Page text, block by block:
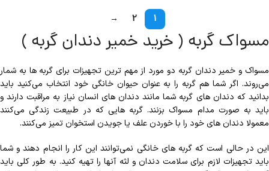
1
2
→
مسواک گربه ( خرید خمیر دندان گربه )
مسواک و خمیر دندان گربه دو مورد از مهم ترین تجهیزات برای گربه ها به شمار
می‌روند. اگر شما هم گربه را به عنوان حیوان خانگی خود انتخاب می‌کنید باید
بدانید که دندان های گربه شما مانند دندان های انسان نیاز به مراقبت دارند و
باید به صورت مدام مسواک بزنند. گربه هایی که در طبیعت زندگی می‌کنند
معمولا دندان های خود را با خوردن علف یا جویدن استخوان تمیز می‌کنند.
این در حالی است که گربه های خانگی نمی‌توانند این کار را انجام دهند و شما
باید تجهیزات لازم برای سلامت دندان و لثه آنها را تهیه کنید. به طور کلی باید